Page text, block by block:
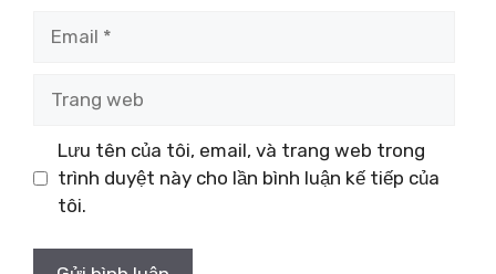
Lưu tên của tôi, email, và trang web trong
trình duyệt này cho lần bình luận kế tiếp của
tôi.